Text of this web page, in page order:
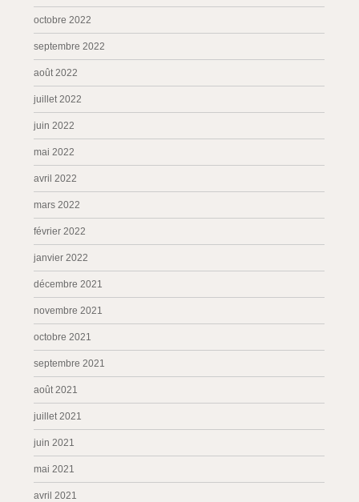
octobre 2022
septembre 2022
août 2022
juillet 2022
juin 2022
mai 2022
avril 2022
mars 2022
février 2022
janvier 2022
décembre 2021
novembre 2021
octobre 2021
septembre 2021
août 2021
juillet 2021
juin 2021
mai 2021
avril 2021